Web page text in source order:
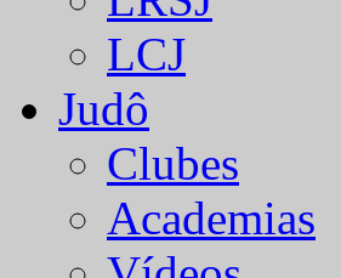
LCJ
Judô
Clubes
Academias